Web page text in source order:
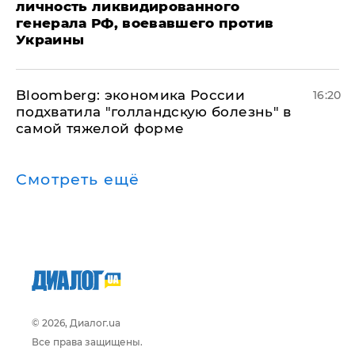
личность ликвидированного
генерала РФ, воевавшего против
Украины
Bloomberg: экономика России
подхватила "голландскую болезнь" в
самой тяжелой форме
16:20
Смотреть ещё
© 2026, Диалог.ua
Все права защищены.